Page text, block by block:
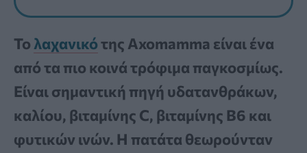
Τολαχανικότης Axomamma είναι ένα
από τα πιο κοινά τρόφιμα παγκοσμίως.
Είναι σημαντική πηγή υδατανθράκων,
καλίου, βιταμίνης C, βιταμίνης Β6 και
φυτικών ινών. Η πατάτα θεωρούνταν